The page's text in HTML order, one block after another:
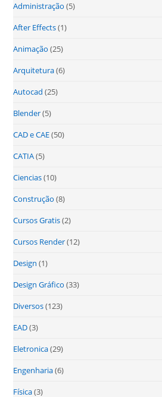
Administração (5)
After Effects(1)
Animação (25)
Arquitetura(6)
Autocad (25)
Blender(5)
CAD e CAE(50)
CATIA(5)
Ciencias(10)
Construção (8)
Cursos Gratis(2)
Cursos Render(12)
Design (1)
Design Gráfico (33)
Diversos(123)
EAD(3)
Eletronica(29)
Engenharia(6)
Física(3)